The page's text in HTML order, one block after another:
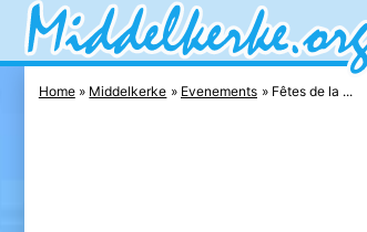
Home Middelkerke Evenements Fêtes de la ...